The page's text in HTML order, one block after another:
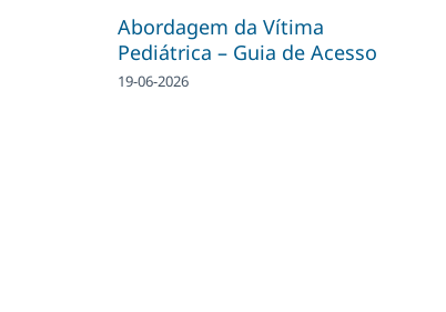
Abordagem da Vítima
Pediátrica – Guia de Acesso
19-06-2026